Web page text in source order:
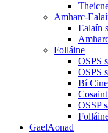
Amharc-
Ealaín
Folláine
OSPS
OSPS
Bí
OSSP
GaelAonad